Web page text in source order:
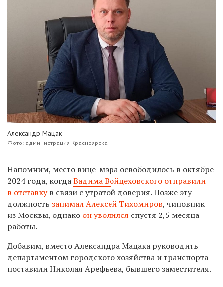
Александр Мацак
Фото: администрация Красноярска
Напомним, место вице-мэра освободилось в октябре
2024 года, когдаВадима Войцеховского отправили
в отставкув связи с утратой доверия.Позже эту
должность занимал Алексей Тихомиров, чиновник
из Москвы, однако он уволился спустя 2,5 месяца
работы.
Добавим, вместоАлександра Мацака руководить
департаментом городского хозяйства и транспорта
поставили Николая Арефьева, бывшего заместителя.